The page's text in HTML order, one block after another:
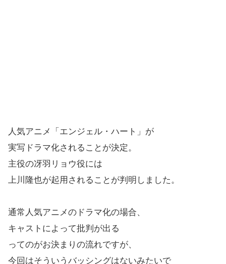
人気アニメ「エンジェル・ハート」が
実写ドラマ化されることが決定。
主役の冴羽リョウ役には
上川隆也が起用されることが判明しました。
通常人気アニメのドラマ化の場合、
キャストによって批判が出る
ってのがお決まりの流れですが、
今回はそういうバッシングはないみたいで